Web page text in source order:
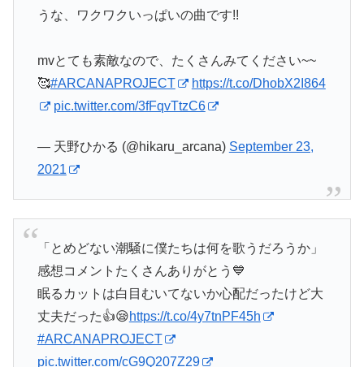
うな、ワクワクいっぱいの曲です!!
mvとても素敵なので、たくさんみてください~~
🥰#ARCANAPROJECT
https://t.co/DhobX2I864
pic.twitter.com/3fFqvTtzC6
— 天野ひかる (@hikaru_arcana) September 23,
2021
「とめどない潮騒に僕たちは何を歌うだろうか」
感想コメントたくさんありがとう💙
眠るカットは白目むいてないか心配だったけど大
丈夫だった👍😪https://t.co/4y7tnPF45h
#ARCANAPROJECT
pic.twitter.com/cG9Q207Z29